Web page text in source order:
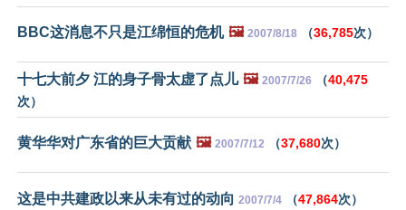
BBC这消息不只是江绵恒的危机 🖼️ 2007/8/18 （36,785次）
十七大前夕 江的身子骨太虚了点儿 🖼️ 2007/7/26 （40,475
次）
黄华华对广东省的巨大贡献 🖼️ 2007/7/12 （37,680次）
这是中共建政以来从未有过的动向 2007/7/4 （47,864次）